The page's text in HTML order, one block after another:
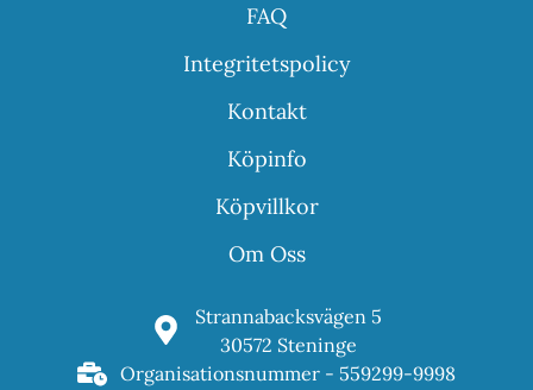
FAQ
Integritetspolicy
Kontakt
Köpinfo
Köpvillkor
Om Oss
Strannabacksvägen 5
30572 Steninge
Organisationsnummer - 559299-9998